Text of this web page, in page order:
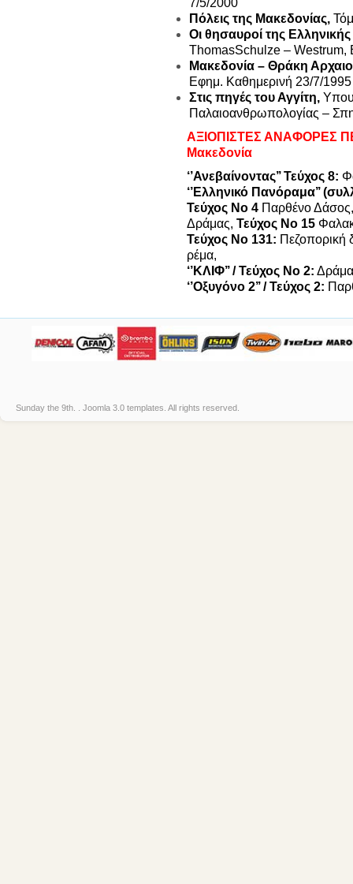
7/5/2000
Πόλεις της Μακεδονίας,
Οι θησαυροί της
ThomasSchulze – Westrum,
Μακεδονία – Θράκη
Εφημ. Καθημερινή 23/7/1995
Στις πηγές του Αγγίτη,
Παλαιοανθρωπολογίας –
ΑΞΙΟΠΙΣΤΕΣ ΑΝΑΦΟΡΕΣ
Μακεδονία
‘’Ανεβαίνοντας’’ Τεύχος 8:
‘’Ελληνικό Πανόραμα’’
Τεύχος Νο 4 Παρθένο
Δράμας, Τεύχος Νο 15
Τεύχος Νο 131: Πεζοπορική
ρέμα,
‘’ΚΛΙΦ’’ / Τεύχος Νο 2:
‘’Οξυγόνο 2’’ / Τεύχος 2:
Sunday the 9th. . Joomla 3.0 templates . All rights reserved.